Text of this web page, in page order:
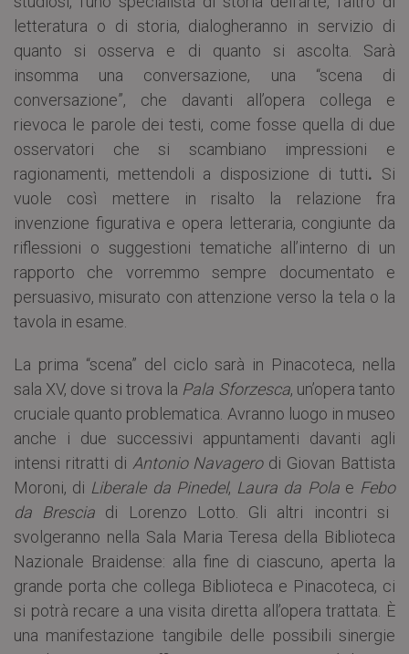
letteratura o di storia, dialogheranno in servizio di
quanto si osserva e di quanto si ascolta. Sarà
insomma una conversazione, una “scena di
conversazione”, che davanti all’opera collega e
rievoca le parole dei testi, come fosse quella di due
osservatori che si scambiano impressioni e
ragionamenti, mettendoli a disposizione di tutti. Si
vuole così mettere in risalto la relazione fra
invenzione figurativa e opera letteraria, congiunte da
riflessioni o suggestioni tematiche all’interno di un
rapporto che vorremmo sempre documentato e
persuasivo, misurato con attenzione verso la tela o la
tavola in esame.
La prima “scena” del ciclo sarà in Pinacoteca, nella
sala XV, dove si trova la Pala Sforzesca, un’opera tanto
cruciale quanto problematica. Avranno luogo in museo
anche i due successivi appuntamenti davanti agli
intensi ritratti di AntonioNavagero di Giovan Battista
Moroni, di Liberale da Pinedel, Laura da Polae Febo
da Brescia di Lorenzo Lotto. Gli altri incontri si
svolgeranno nella Sala Maria Teresa della Biblioteca
Nazionale Braidense: alla fine di ciascuno, aperta la
grande porta che collega Biblioteca e Pinacoteca, ci
si potrà recare a una visita diretta all’opera trattata. È
una manifestazione tangibile delle possibili sinergie